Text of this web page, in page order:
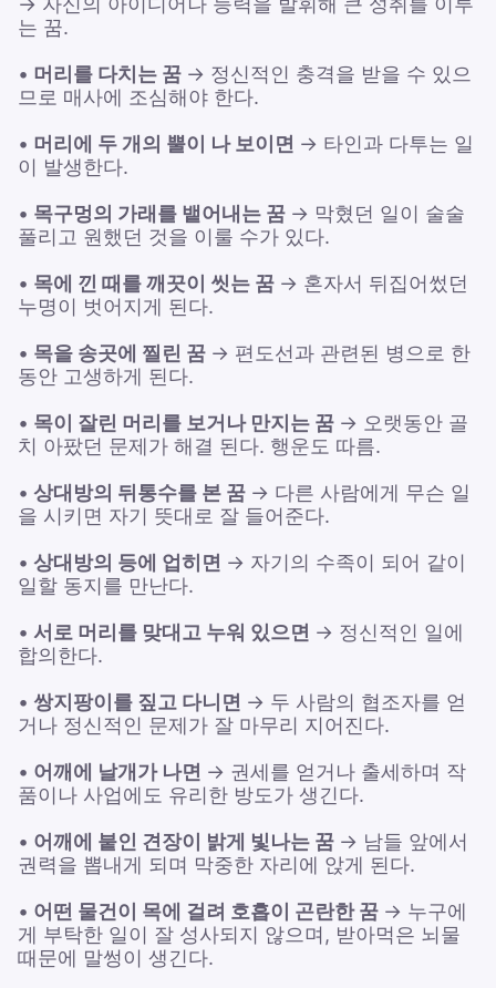
는 꿈.
• 머리를 다치는 꿈 → 정신적인 충격을 받을 수 있으
므로 매사에 조심해야 한다.
• 머리에 두 개의 뿔이 나 보이면 → 타인과 다투는 일
이 발생한다.
• 목구멍의 가래를 뱉어내는 꿈 → 막혔던 일이 술술
풀리고 원했던 것을 이룰 수가 있다.
• 목에 낀 때를 깨끗이 씻는 꿈 → 혼자서 뒤집어썼던
누명이 벗어지게 된다.
• 목을 송곳에 찔린 꿈 → 편도선과 관련된 병으로 한
동안 고생하게 된다.
• 목이 잘린 머리를 보거나 만지는 꿈 → 오랫동안 골
치 아팠던 문제가 해결 된다. 행운도 따름.
• 상대방의 뒤통수를 본 꿈 → 다른 사람에게 무슨 일
을 시키면 자기 뜻대로 잘 들어준다.
• 상대방의 등에 업히면 → 자기의 수족이 되어 같이
일할 동지를 만난다.
• 서로 머리를 맞대고 누워 있으면 → 정신적인 일에
합의한다.
• 쌍지팡이를 짚고 다니면 → 두 사람의 협조자를 얻
거나 정신적인 문제가 잘 마무리 지어진다.
• 어깨에 날개가 나면 → 권세를 얻거나 출세하며 작
품이나 사업에도 유리한 방도가 생긴다.
• 어깨에 붙인 견장이 밝게 빛나는 꿈 → 남들 앞에서
권력을 뽑내게 되며 막중한 자리에 앉게 된다.
• 어떤 물건이 목에 걸려 호흡이 곤란한 꿈 → 누구에
게 부탁한 일이 잘 성사되지 않으며, 받아먹은 뇌물
때문에 말썽이 생긴다.